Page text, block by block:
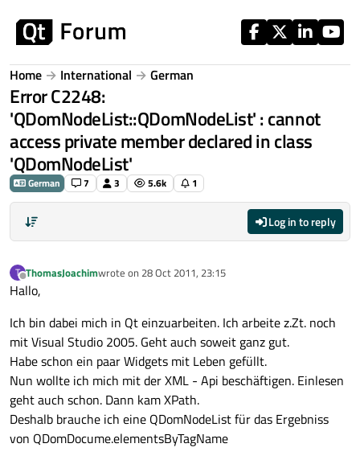
Home International German
Error C2248:
'QDomNodeList::QDomNodeList' : cannot
access private member declared in class
'QDomNodeList'
German 7 3 5.6k 1
Log in to reply
T
Offline
ThomasJoachimwrote on 28 Oct 2011, 23:15
last edited by
Hallo,
Ich bin dabei mich in Qt einzuarbeiten. Ich arbeite z.Zt. noch
mit Visual Studio 2005. Geht auch soweit ganz gut.
Habe schon ein paar Widgets mit Leben gefüllt.
Nun wollte ich mich mit der XML - Api beschäftigen. Einlesen
geht auch schon. Dann kam XPath.
Deshalb brauche ich eine QDomNodeList für das Ergebniss
von QDomDocume.elementsByTagName